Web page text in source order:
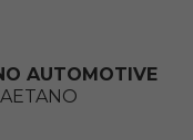
AUTOMOTIVE